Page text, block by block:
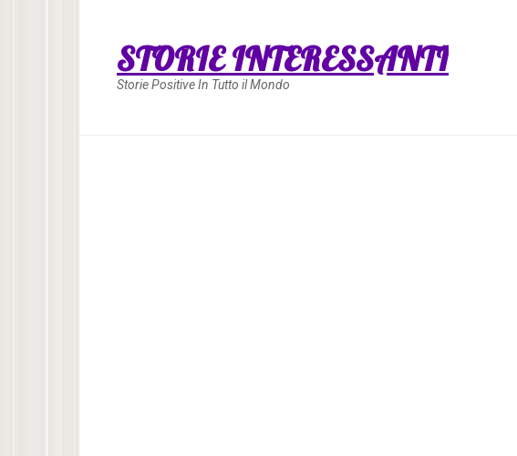
STORIE INTERESSANTI
Storie Positive In Tutto il Mondo